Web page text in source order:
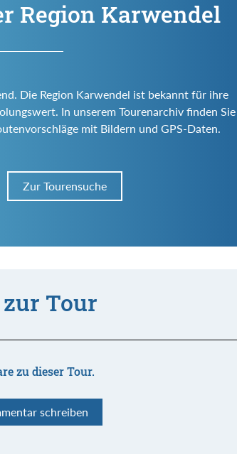
Region Karwendel
Die Region Karwendel ist bekannt für ihre
In unserem Tourenarchiv finden Sie
mit Bildern und GPS-Daten.
Zur Tourensuche
Tour
zu dieser Tour.
schreiben